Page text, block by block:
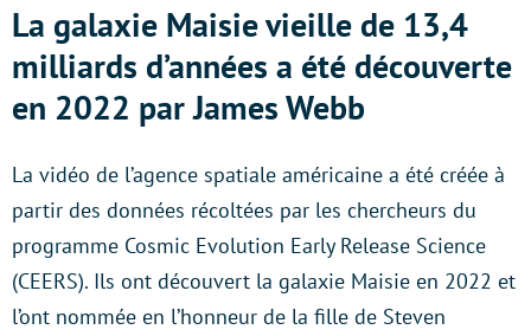
La galaxie Maisie vieille de 13,4
milliards d’années a été découverte
en 2022 par James Webb
La vidéo de l’agence spatiale américaine a été créée à
partir des données récoltées par les chercheurs du
programme Cosmic Evolution Early Release Science
(CEERS). Ils ont découvert la galaxie Maisie en 2022 et
l’ont nommée en l’honneur de la fille de Steven